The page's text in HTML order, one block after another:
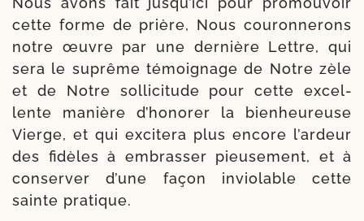
cette forme de prière, Nous cou­ron­ne­rons
notre œuvre par une der­nière Lettre, qui
sera le suprême témoi­gnage de Notre zèle
et de Notre sol­li­ci­tude pour cette excel­
lente manière d’honorer la bien­heu­reuse
Vierge, et qui exci­te­ra plus encore l’ardeur
des fidèles à embras­ser pieu­se­ment, et à
conser­ver d’une façon invio­lable cette
sainte pratique.